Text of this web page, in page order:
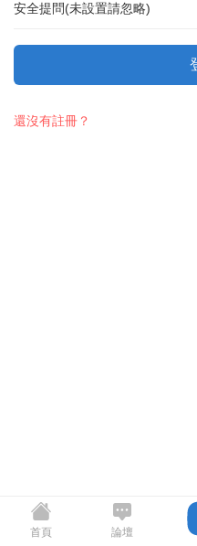
安全提問(未設置請忽略)
還沒有註冊？
首頁 論壇